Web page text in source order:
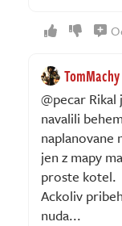
TomMachy
@pecar
navalili
naplanovane
jen z mapy
proste kotel.
Ackoliv
nuda...